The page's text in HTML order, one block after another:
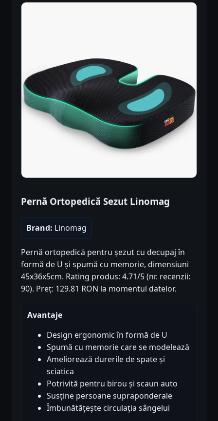
Pernă Ortopedică Sezut Linomag
Brand: Linomag
Pernă ortopedică pentru șezut cu decupaj în
formă de U și spumă cu memorie, dimensiuni
45x36x5cm. Rating produs: 4.71/5 (nr. recenzii:
90). Preț: 129.81 RON la momentul datelor.
Avantaje
Design ergonomic în formă de U
Spumă cu memorie care se modelează
Ameliorează durerile de spate și
sciatica
Potrivită pentru birou și scaun auto
Susține persoane supraponderale
Îmbunătățește circulația sângelui